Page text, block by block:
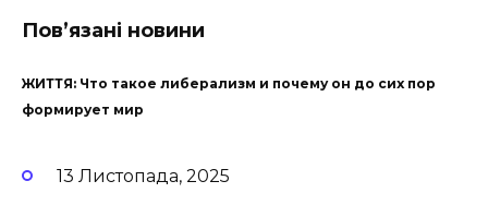
Пов’язані новини
ЖИТТЯ: Что такое либерализм и почему он до сих пор
формирует мир
13 Листопада, 2025